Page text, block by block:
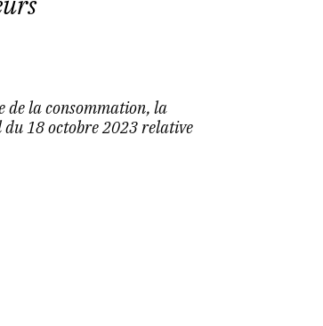
de la consommation, la
18 octobre 2023 relative